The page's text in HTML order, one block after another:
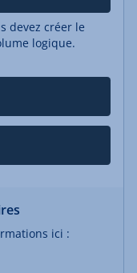
devez créer le
logique.
ici :